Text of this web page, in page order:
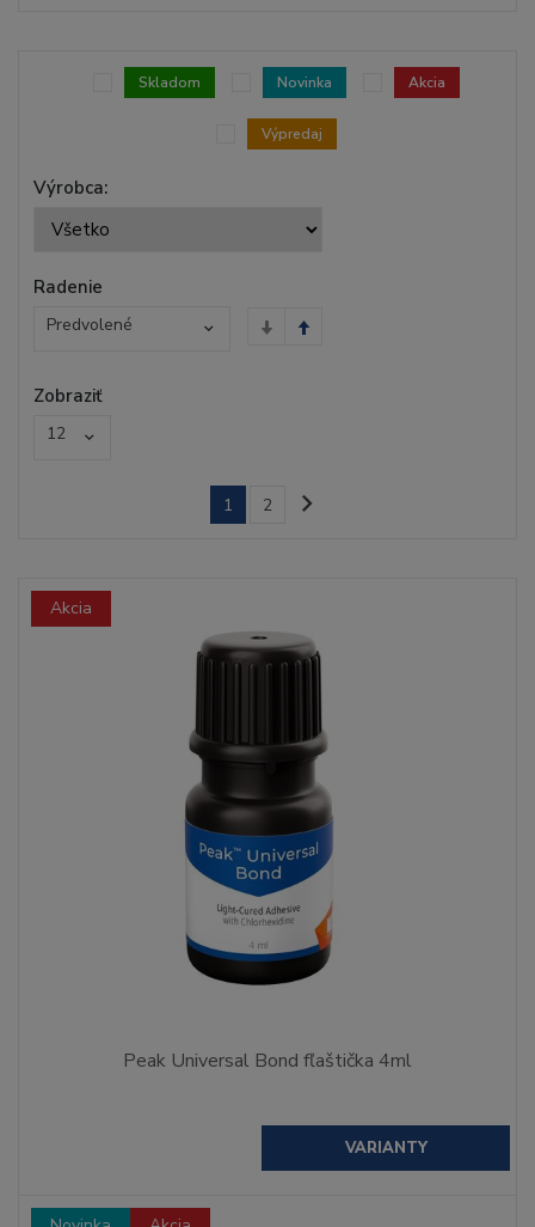
Výrobca:
Skladom Novinka Akcia
Výpredaj
Radenie
Predvolené
Zobraziť
12
1 2
Akcia
Peak Universal Bond fľaštička 4ml
VARIANTY